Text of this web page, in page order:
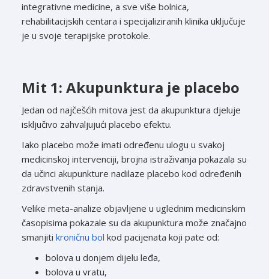
integrativne medicine, a sve više bolnica,
rehabilitacijskih centara i specijaliziranih klinika uključuje
je u svoje terapijske protokole.
Mit 1: Akupunktura je placebo
Jedan od najčešćih mitova jest da akupunktura djeluje
isključivo zahvaljujući placebo efektu.
Iako placebo može imati određenu ulogu u svakoj
medicinskoj intervenciji, brojna istraživanja pokazala su
da učinci akupunkture nadilaze placebo kod određenih
zdravstvenih stanja.
Velike meta-analize objavljene u uglednim medicinskim
časopisima pokazale su da akupunktura može značajno
smanjiti kroničnu bol kod pacijenata koji pate od:
bolova u donjem dijelu leđa,
bolova u vratu,